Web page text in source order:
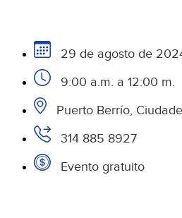
29 de agosto de
9:00 a.m. a 12:00 m.
Puerto Berrío,
314 885 8927
Evento gratuito